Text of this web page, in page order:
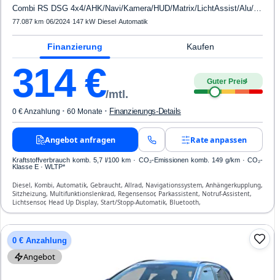
Combi RS DSG 4x4/AHK/Navi/Kamera/HUD/Matrix/LichtAssist/Alu/18"Alu/ACC/elektr. Heckkl./PDC/vo hi/Lenkradheiz/Sitzheiz/hi vo/Induktiv laden/3-ZC/SmartLink/Spiegel elektr. anklappbar/Sunset/Metallic
77.087 km·06/2024· 147 kW· Diesel·Automatik
Finanzierung Kaufen
314€/mtl.
Guter Preis4
0 € Anzahlung · 60 Monate · Finanzierungs-Details
Angebot anfragen Rate anpassen
Kraftstoffverbrauch komb. 5,7 l/100 km · CO₂-Emissionen komb. 149 g/km · CO₂-
Klasse E · WLTP*
Diesel, Kombi, Automatik, Gebraucht, Allrad, Navigationssystem, Anhängerkupplung,
Sitzheizung, Multifunktionslenkrad, Regensensor, Parkassistent, Notruf-Assistent,
Lichtsensor, Head Up Display, Start/Stopp-Automatik, Bluetooth,
Freisprecheinrichtung, Verkehrszeichen-Erkennung, ESP, ABS, Klimatisierung, Front-
0 € Anzahlung
Angebot